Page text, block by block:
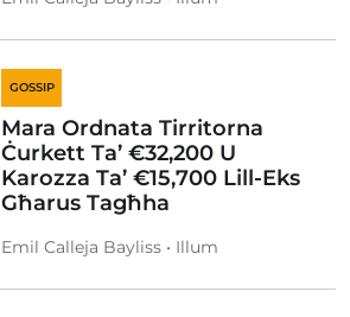
GOSSIP
Mara Ordnata Tirritorna
Ċurkett Ta’ €32,200 U
Karozza Ta’ €15,700 Lill-Eks
Għarus Tagħha
Emil Calleja Bayliss • Illum